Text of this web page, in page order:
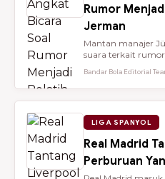
Rumor
Jerman
Mantan manajer
suara terkait
Bandar Bola Editorial
LIGA SPANYOL
Real Madrid
Perburuan